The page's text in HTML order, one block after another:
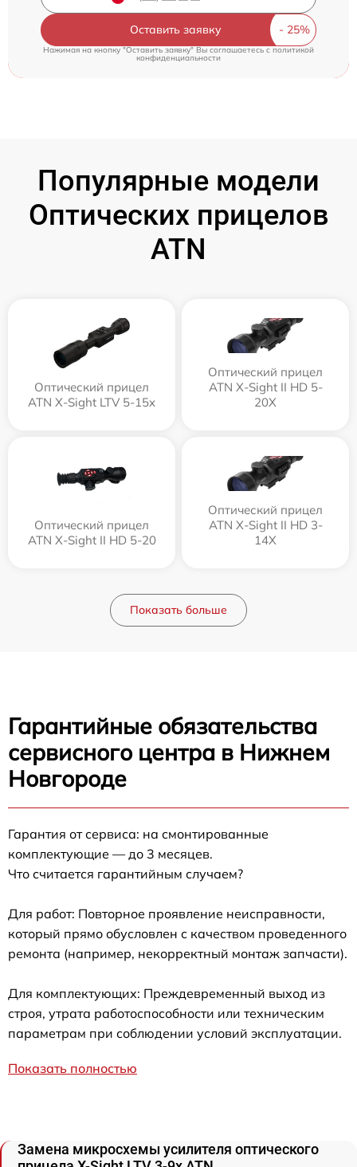
Оставить заявку
Нажимая на кнопку "Оставить заявку" Вы соглашаетесь cполитикой
конфиденциальности
Популярные модели
Оптических прицелов
ATN
Оптический прицел
ATN X-Sight LTV 5-15x
Оптический прицел
ATN X-Sight II HD 5-
20X
Оптический прицел
ATN X-Sight II HD 5-20
Оптический прицел
ATN X-Sight II HD 3-
14X
Показать больше
Гарантийные обязательства
сервисного центра в Нижнем
Новгороде
Гарантия от сервиса: на смонтированные
комплектующие — до 3 месяцев.
Что считается гарантийным случаем?
Для работ: Повторное проявление неисправности,
который прямо обусловлен с качеством проведенного
ремонта (например, некорректный монтаж запчасти).
Для комплектующих: Преждевременный выход из
строя, утрата работоспособности или техническим
параметрам при соблюдении условий эксплуатации.
Показать полностью
Замена микросхемы усилителя оптического